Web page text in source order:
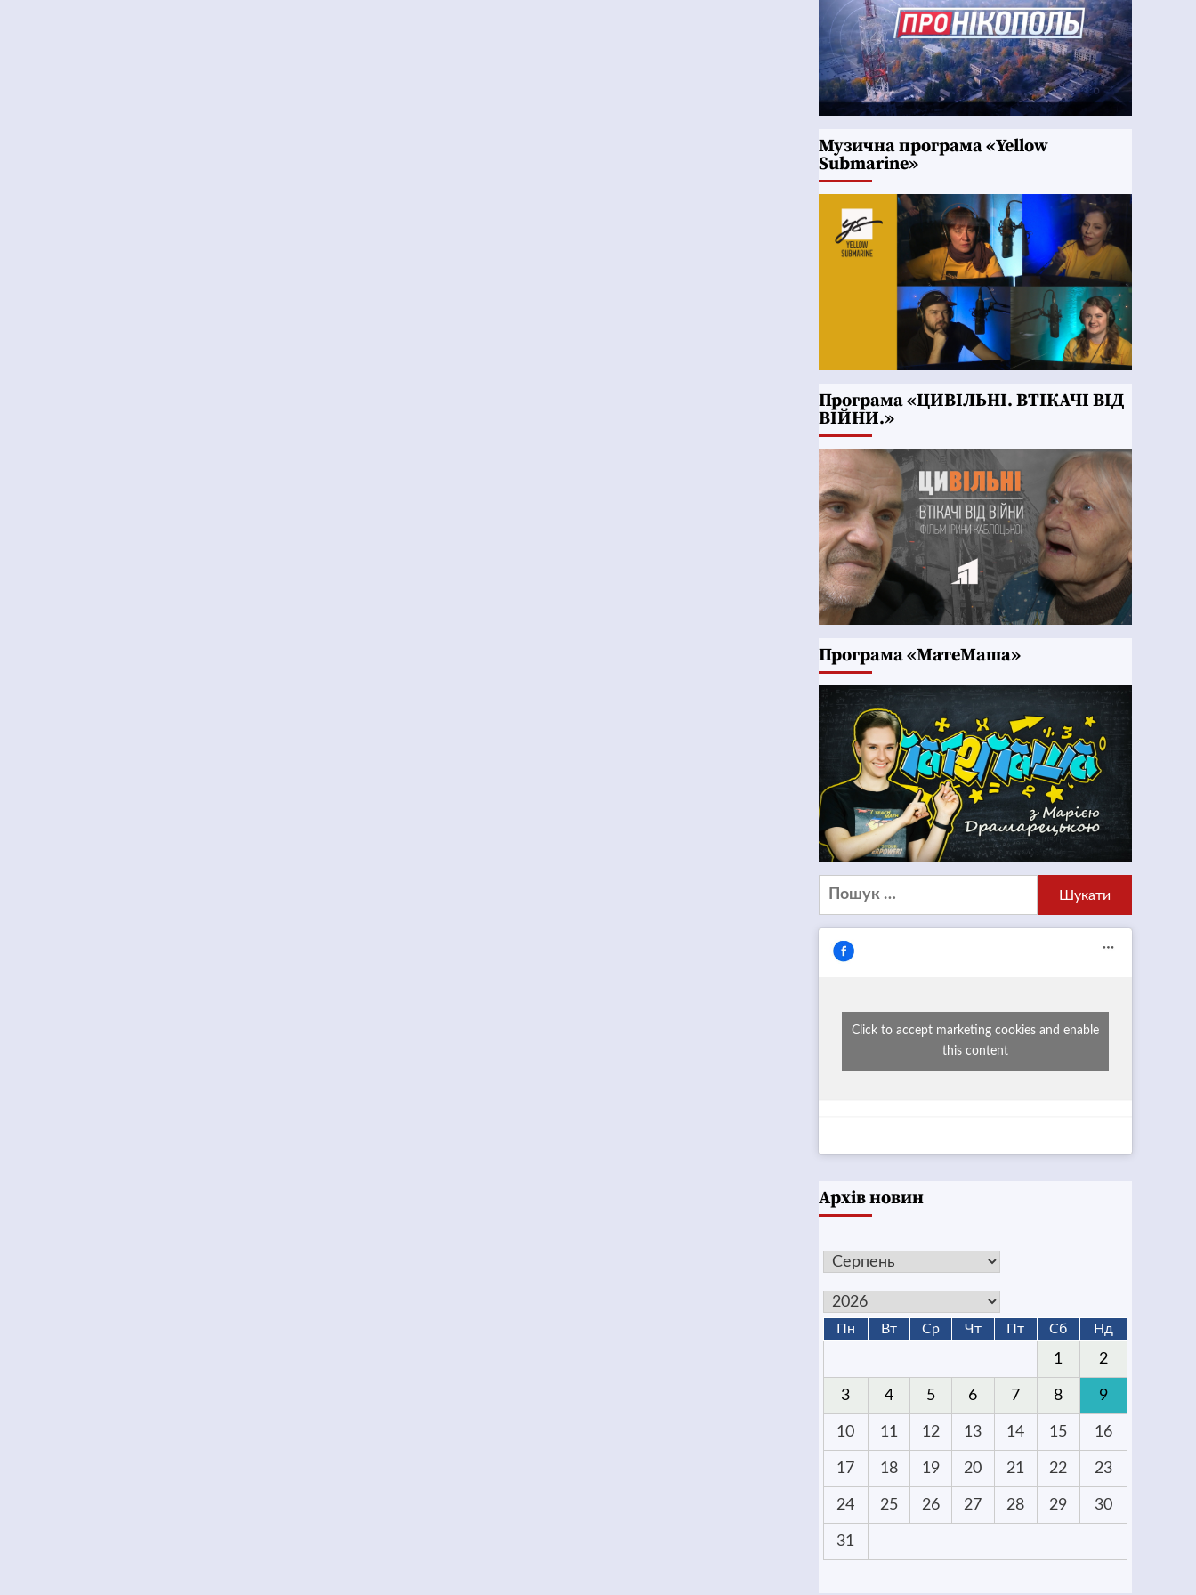
Музична програма «Yellow
Submarine»
Програма «ЦИВІЛЬНІ. ВТІКАЧІ ВІД
ВІЙНИ.»
Програма «МатеМаша»
Пошук:
Click to accept marketing cookies and enable
this content
Архів новин
Пн Вт Ср Чт Пт Сб Нд
1 2
3 4 5 6 7 8 9
10 11 12 13 14 15 16
17 18 19 20 21 22 23
24 25 26 27 28 29 30
31